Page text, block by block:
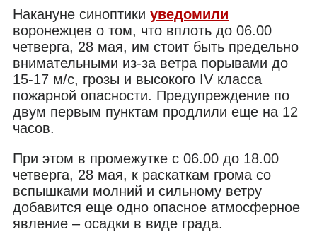
Накануне синоптики уведомили
воронежцев о том, что вплоть до 06.00
четверга, 28 мая, им стоит быть предельно
внимательными из-за ветра порывами до
15-17 м/с, грозы и высокого IV класса
пожарной опасности. Предупреждение по
двум первым пунктам продлили еще на 12
часов.
При этом в промежутке с 06.00 до 18.00
четверга, 28 мая, к раскаткам грома со
вспышками молний и сильному ветру
добавится еще одно опасное атмосферное
явление – осадки в виде града.